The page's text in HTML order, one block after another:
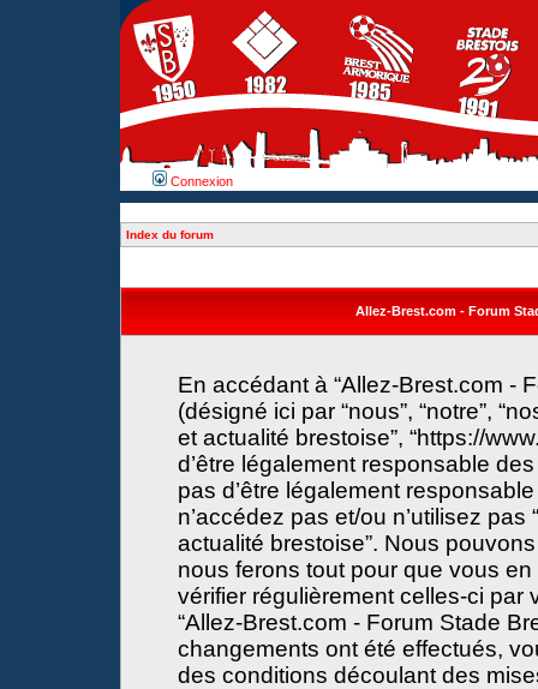
Connexion
Index du forum
Allez-Brest.com - Forum
En accédant à “Allez-Brest.com -
(désigné ici par “nous”, “notre”,
et actualité brestoise”, “https://
d’être légalement responsable
pas d’être légalement
n’accédez pas et/ou n’utilisez
actualité brestoise”. Nous
nous ferons tout pour que vous
vérifier régulièrement celles-ci par
“Allez-Brest.com - Forum Stade
changements ont été effectués,
des conditions découlant des